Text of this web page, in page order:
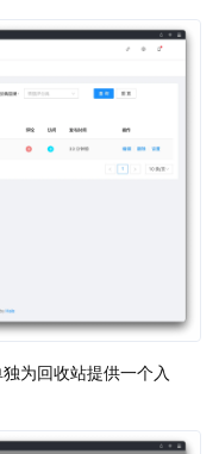
为回收站提供一个入